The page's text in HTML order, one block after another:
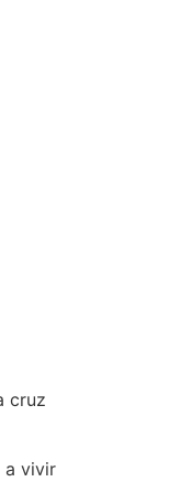
cruz
a vivir